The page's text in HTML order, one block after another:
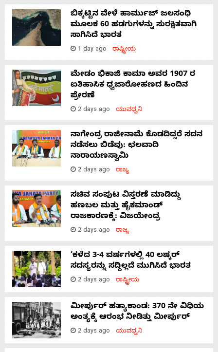
ಬಿಕ್ಕಟ್ಟಿನ ವೇಳೆ ಹಾರ್ಮುಜ್ ಜಲಸಂಧಿ
ಮೂಲಕ 60 ಹಡಗುಗಳನ್ನು ಸುರಕ್ಷಿತವಾಗಿ
ಸಾಗಿಸಿದೆ ಭಾರತ
1 day ago ರಾಷ್ಟ್ರೀಯ
ಮೇಡಂ ಭಿಕಾಜಿ ಕಾಮಾ ಅವರ 1907 ರ
ಐತಿಹಾಸಿಕ ಧ್ವಜಾರೋಹಣದ ಹಿಂದಿನ
ಪ್ರೇರಣೆ
2 days ago ಯುವಧ್ವನಿ
ನಾಗೇಂದ್ರ ರಾಜೀನಾಮೆ ಕೊಡದಿದ್ದರೆ ಸದನ
ನಡೆಸಲು ಬಿಡೆವು: ಛಲವಾದಿ
ನಾರಾಯಣಸ್ವಾಮಿ
2 days ago ರಾಜ್ಯ
ಸಚಿವ ಸಂಪುಟ ವಿಸ್ತರಣೆ ಮಾಡಿದ್ದು
ಹಣಬಲ ಮತ್ತು ಹೈಕಮಾಂಡ್
ರಾಜಕಾರಣಕ್ಕೆ: ವಿಜಯೇಂದ್ರ
2 days ago ರಾಜ್ಯ
‘ಕಳೆದ 3-4 ವರ್ಷಗಳಲ್ಲಿ 40 ಲಷ್ಕರ್
ಸದಸ್ಯರನ್ನು ಸದ್ದಿಲ್ಲದೆ ಮುಗಿಸಿದೆ ಭಾರತ
2 days ago ರಾಷ್ಟ್ರೀಯ
ಮೀರ್ಪುರ್ ಹತ್ಯಾಕಾಂಡ: 370 ನೇ ವಿಧಿಯ
ಅಂತ್ಯಕ್ಕೆ ಆರಂಭ ನೀಡಿತ್ತು ಮೀರ್ಪುರ್
2 days ago ಯುವಧ್ವನಿ